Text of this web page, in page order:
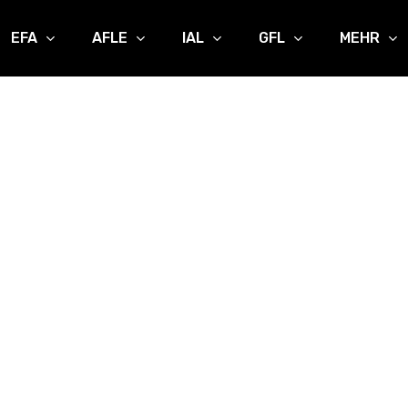
EFA AFLE IAL GFL MEHR